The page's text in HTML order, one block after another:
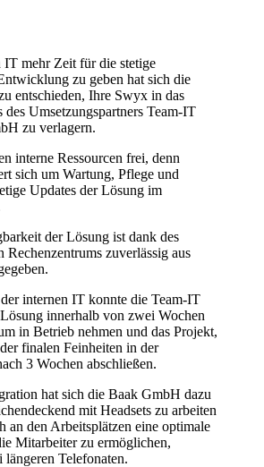
IT mehr Zeit für die stetige
zu geben hat sich die
entschieden, Ihre Swyx in das
des Umsetzungspartners Team-IT
zu verlagern.
interne Ressourcen frei, denn
sich um Wartung, Pflege und
Updates der Lösung im
der Lösung ist dank des
Rechenzentrums zuverlässig aus
internen IT konnte die Team-IT
innerhalb von zwei Wochen
in Betrieb nehmen und das Projekt,
finalen Feinheiten in der
3 Wochen abschließen.
hat sich die Baak GmbH dazu
mit Headsets zu arbeiten
an den Arbeitsplätzen eine optimale
Mitarbeiter zu ermöglichen,
längeren Telefonaten.